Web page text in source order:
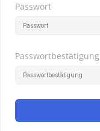
Passwort
Passwortbestätigung